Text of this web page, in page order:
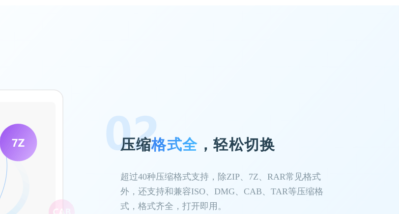
压缩格式全 ，轻松切换
超过40种压缩格式支持，除ZIP、7Z、RAR常见格式
外，还支持和兼容ISO、DMG、CAB、TAR等压缩格
式，格式齐全，打开即用。